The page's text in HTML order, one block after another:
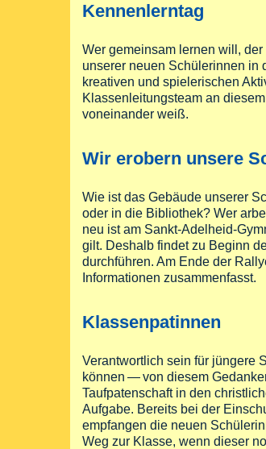
Kennenlerntag
Wer gemeinsam lernen will,
unserer neuen Schülerinnen in
kreativen und spielerischen
Klassenleitungsteam an
voneinander weiß.
Wir erobern unsere
Wie ist das Gebäude unserer
oder in die Bibliothek? Wer
neu ist am Sankt-Adelheid-
gilt. Deshalb findet zu Beginn
durchführen. Am Ende der
Informationen zusammenfasst.
Klassenpatinnen
Verantwortlich sein für jüngere
können — von diesem
Taufpatenschaft in den
Aufgabe. Bereits bei der
empfangen die neuen
Weg zur Klasse, wenn dieser